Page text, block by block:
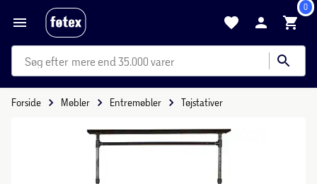
0
mere end 35.000 varer
Forside Møbler Entremøbler Tøjstativer